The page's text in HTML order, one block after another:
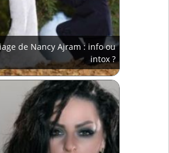
de Nancy Ajram : info ou
intox ?